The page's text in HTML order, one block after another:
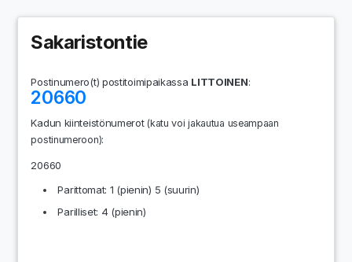
Sakaristontie
Postinumero(t) postitoimipaikassa LITTOINEN:
20660
Kadun kiinteistönumerot(katu voi jakautua useampaan
postinumeroon):
20660
Parittomat: 1 (pienin) 5 (suurin)
Parilliset: 4 (pienin)